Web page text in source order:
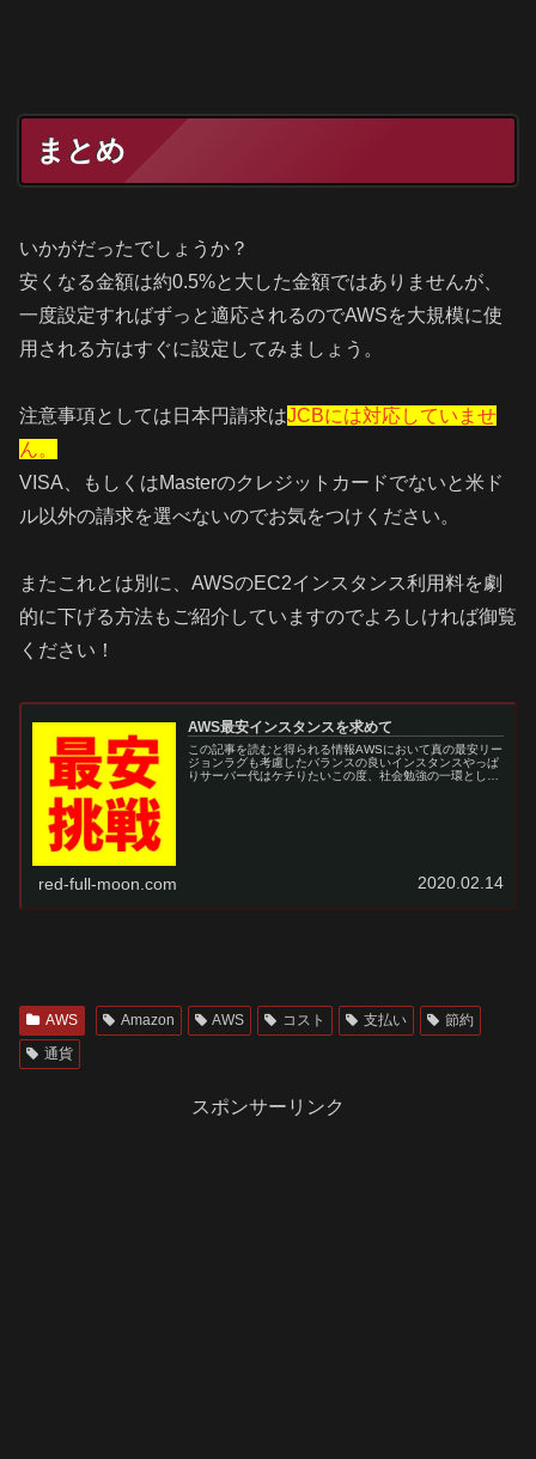
まとめ
いかがだったでしょうか？
安くなる金額は約0.5%と大した金額ではありませんが、
一度設定すればずっと適応されるのでAWSを大規模に使
用される方はすぐに設定してみましょう。
注意事項としては日本円請求はJCBには対応していませ
ん。
VISA、もしくはMasterのクレジットカードでないと米ド
ル以外の請求を選べないのでお気をつけください。
またこれとは別に、AWSのEC2インスタンス利用料を劇
的に下げる方法もご紹介していますのでよろしければ御覧
ください！
AWS最安インスタンスを求めて
この記事を読むと得られる情報AWSにおいて真の最安リー
ジョンラグも考慮したバランスの良いインスタンスやっぱ
りサーバー代はケチりたいこの度、社会勉強の一環とし
red-full-moon.com 2020.02.14
AWS Amazon AWS コスト 支払い
節約
通貨
スポンサーリンク